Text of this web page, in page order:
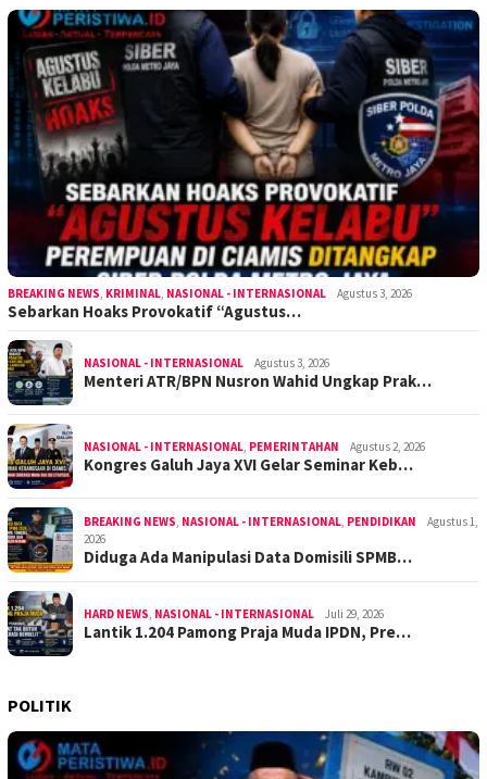
BREAKING NEWS, KRIMINAL, NASIONAL - INTERNASIONAL Agustus 3, 2026
Sebarkan Hoaks Provokatif “Agustus…
NASIONAL - INTERNASIONAL Agustus 3, 2026
Menteri ATR/BPN Nusron Wahid Ungkap Prak…
NASIONAL - INTERNASIONAL, PEMERINTAHAN Agustus 2, 2026
Kongres Galuh Jaya XVI Gelar Seminar Keb…
BREAKING NEWS, NASIONAL - INTERNASIONAL, PENDIDIKAN
Agustus 1,
2026
Diduga Ada Manipulasi Data Domisili SPMB…
HARD NEWS, NASIONAL - INTERNASIONAL Juli 29, 2026
Lantik 1.204 Pamong Praja Muda IPDN, Pre…
POLITIK